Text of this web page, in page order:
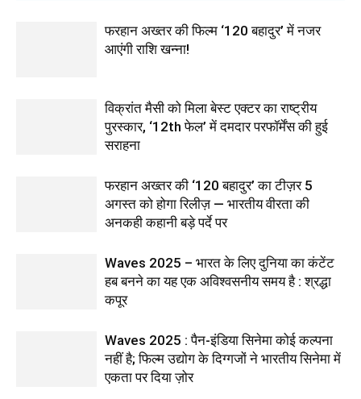
फरहान अख्तर की फिल्म ‘120 बहादुर’ में नजर
आएंगी राशि खन्ना!
विक्रांत मैसी को मिला बेस्ट एक्टर का राष्ट्रीय
पुरस्कार, ‘12th फेल’ में दमदार परफॉर्मेंस की हुई
सराहना
फरहान अख्तर की ‘120 बहादुर’ का टीज़र 5
अगस्त को होगा रिलीज़ — भारतीय वीरता की
अनकही कहानी बड़े पर्दे पर
Waves 2025 – भारत के लिए दुनिया का कंटेंट
हब बनने का यह एक अविश्वसनीय समय है : श्रद्धा
कपूर
Waves 2025 : पैन-इंडिया सिनेमा कोई कल्पना
नहीं है; फिल्म उद्योग के दिग्गजों ने भारतीय सिनेमा में
एकता पर दिया ज़ोर